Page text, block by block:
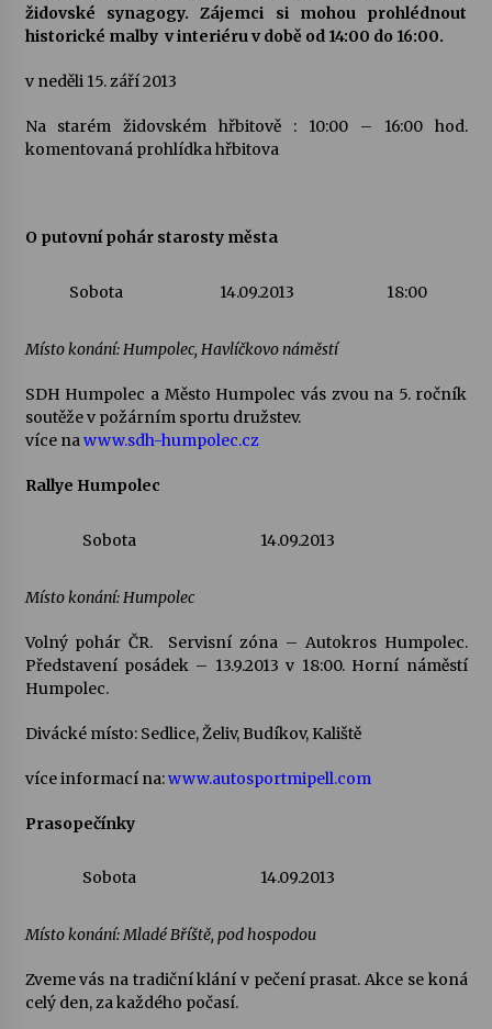
židovské synagogy. Zájemci si mohou prohlédnout
historické malby v interiéru v době od 14:00 do 16:00.
v neděli 15. září 2013
Na starém židovském hřbitově : 10:00 – 16:00 hod.
komentovaná prohlídka hřbitova
O putovní pohár starosty města
Sobota 14.09.2013 18:00
Místo konání: Humpolec, Havlíčkovo náměstí
SDH Humpolec a Město Humpolec vás zvou na 5. ročník
soutěže v požárním sportu družstev.
více nawww.sdh-humpolec.cz
Rallye Humpolec
Sobota 14.09.2013
Místo konání: Humpolec
Volný pohár ČR. Servisní zóna – Autokros Humpolec.
Představení posádek – 13.9.2013 v 18:00. Horní náměstí
Humpolec.
Divácké místo: Sedlice, Želiv, Budíkov, Kaliště
více informací na:www.autosportmipell.com
Prasopečínky
Sobota 14.09.2013
Místo konání: Mladé Bříště, pod hospodou
Zveme vás na tradiční klání v pečení prasat. Akce se koná
celý den, za každého počasí.